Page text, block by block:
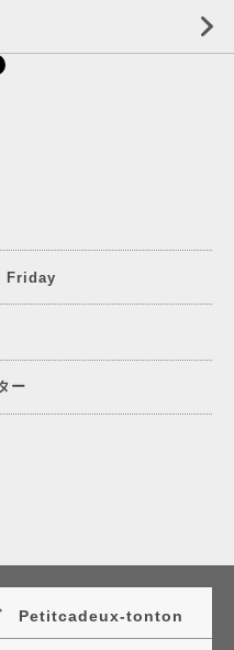
Friday
ー
Petitcadeux-tonton